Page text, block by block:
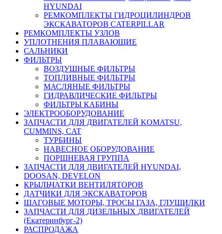
HYUNDAI
РЕМКОМПЛЕКТЫ ГИДРОЦИЛИНДРОВ
ЭКСКАВАТОРОВ CATERPILLAR
РЕМКОМПЛЕКТЫ УЗЛОВ
УПЛОТНЕНИЯ ПЛАВАЮЩИЕ
САЛЬНИКИ
ФИЛЬТРЫ
ВОЗДУШНЫЕ ФИЛЬТРЫ
ТОПЛИВНЫЕ ФИЛЬТРЫ
МАСЛЯНЫЕ ФИЛЬТРЫ
ГИДРАВЛИЧЕСКИЕ ФИЛЬТРЫ
ФИЛЬТРЫ КАБИНЫ
ЭЛЕКТРООБОРУДОВАНИЕ
ЗАПЧАСТИ ДЛЯ ДВИГАТЕЛЕЙ KOMATSU,
CUMMINS, CAT
ТУРБИНЫ
НАВЕСНОЕ ОБОРУДОВАНИЕ
ПОРШНЕВАЯ ГРУППА
ЗАПЧАСТИ ДЛЯ ДВИГАТЕЛЕЙ HYUNDAI,
DOOSAN, DEVELON
КРЫЛЬЧАТКИ ВЕНТИЛЯТОРОВ
ДАТЧИКИ ДЛЯ ЭКСКАВАТОРОВ
ШАГОВЫЕ МОТОРЫ, ТРОСЫ ГАЗА, ГЛУШИЛКИ
ЗАПЧАСТИ ДЛЯ ДИЗЕЛЬНЫХ ДВИГАТЕЛЕЙ
(Екатеринбург-2)
РАСПРОДАЖА